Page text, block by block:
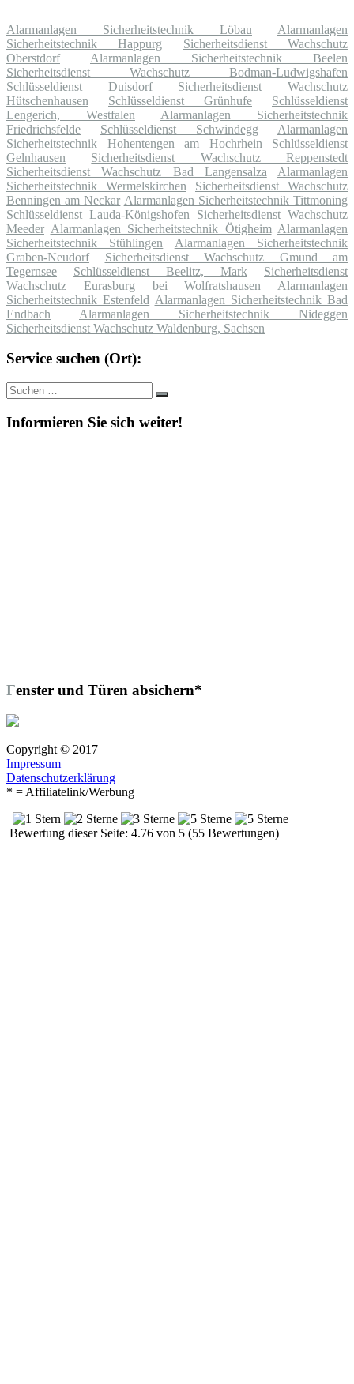
Alarmanlagen Sicherheitstechnik Löbau
Alarmanlagen
Sicherheitstechnik Happurg
Sicherheitsdienst Wachschutz
Oberstdorf
Alarmanlagen Sicherheitstechnik Beelen
Sicherheitsdienst Wachschutz Bodman-Ludwigshafen
Schlüsseldienst Duisdorf
Sicherheitsdienst Wachschutz
Hütschenhausen
Schlüsseldienst Grünhufe
Schlüsseldienst
Lengerich, Westfalen
Alarmanlagen Sicherheitstechnik
Friedrichsfelde
Schlüsseldienst Schwindegg
Alarmanlagen
Sicherheitstechnik Hohentengen am Hochrhein
Schlüsseldienst
Gelnhausen
Sicherheitsdienst Wachschutz Reppenstedt
Sicherheitsdienst Wachschutz Bad Langensalza
Alarmanlagen
Sicherheitstechnik Wermelskirchen
Sicherheitsdienst Wachschutz
Benningen am Neckar Alarmanlagen Sicherheitstechnik Tittmoning
Schlüsseldienst Lauda-Königshofen
Sicherheitsdienst Wachschutz
Meeder Alarmanlagen Sicherheitstechnik Ötigheim Alarmanlagen
Sicherheitstechnik Stühlingen
Alarmanlagen Sicherheitstechnik
Graben-Neudorf
Sicherheitsdienst Wachschutz Gmund am
Tegernsee
Schlüsseldienst Beelitz, Mark
Sicherheitsdienst
Wachschutz Eurasburg bei Wolfratshausen
Alarmanlagen
Sicherheitstechnik Estenfeld Alarmanlagen Sicherheitstechnik Bad
Endbach
Alarmanlagen Sicherheitstechnik Nideggen
Sicherheitsdienst Wachschutz Waldenburg, Sachsen
Service suchen (Ort):
Suche
nach:
Suchen
Informieren Sie sich weiter!
Fenster und Türen absichern*
Copyright © 2017
Impressum
Datenschutzerklärung
* = Affiliatelink/Werbung
Bewertung dieser Seite: 4.76 von 5 (55 Bewertungen)